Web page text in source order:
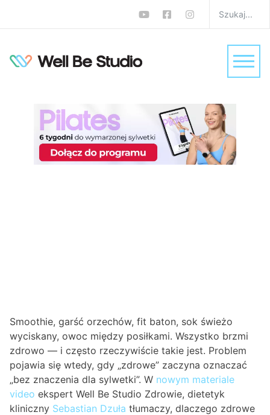
Czy zdrowe przekąski
blokują odchudzanie?
Zobacz, co mówi
dietetyk
Dieta Sebastian Dzuła 0 komentarzy
Smoothie, garść orzechów, fit baton, sok świeżo
wyciskany, owoc między posiłkami. Wszystko brzmi
zdrowo — i często rzeczywiście takie jest. Problem
pojawia się wtedy, gdy „zdrowe” zaczyna oznaczać
„bez znaczenia dla sylwetki”. W nowym materiale
video ekspert Well Be Studio Zdrowie, dietetyk
kliniczny Sebastian Dzuła tłumaczy, dlaczego zdrowe